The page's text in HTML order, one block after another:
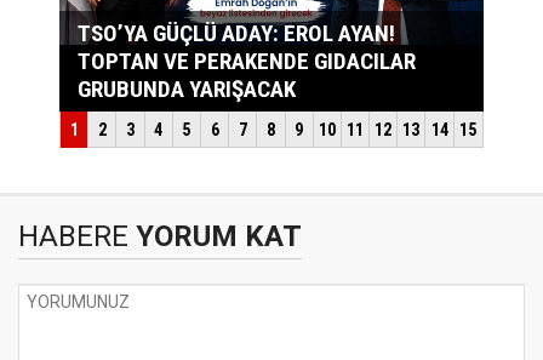
HABERE YORUM KAT